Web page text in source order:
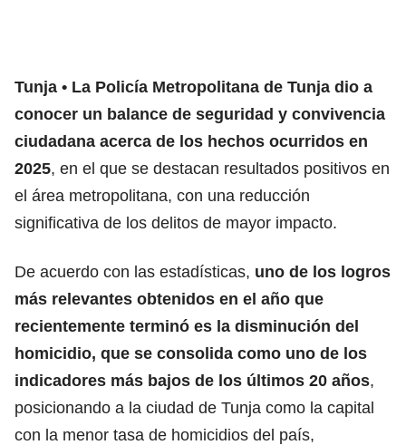
Tunja
La Policía Metropolitana de Tunja dio a
conocer un balance de seguridad y convivencia
ciudadana acerca de los hechos ocurridos en
2025, en el que se destacan resultados positivos en
el área metropolitana, con una reducción
significativa de los delitos de mayor impacto.
De acuerdo con las estadísticas, uno de los logros
más relevantes obtenidos en el año que
recientemente terminó es la disminución del
homicidio, que se consolida como uno de los
indicadores más bajos de los últimos 20 años,
posicionando a la ciudad de Tunja como la capital
con la menor tasa de homicidios del país,